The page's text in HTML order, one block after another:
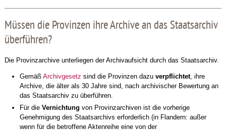
Müssen die Provinzen ihre Archive an das Staatsarchiv
überführen?
Die Provinzarchive unterliegen der Archivaufsicht durch das Staatsarchiv.
Gemäß Archivgesetz sind die Provinzen dazu verpflichtet, ihre
Archive, die älter als 30 Jahre sind, nach archivischer Bewertung an
das Staatsarchiv zu überführen.
Für dieVernichtung von Provinzarchiven ist die vorherige
Genehmigung des Staatsarchivs erforderlich (in Flandern: außer
wenn für die betroffene Aktenreihe eine von der